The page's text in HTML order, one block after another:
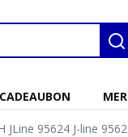
CADEAUBON
JLine 95624 J-line